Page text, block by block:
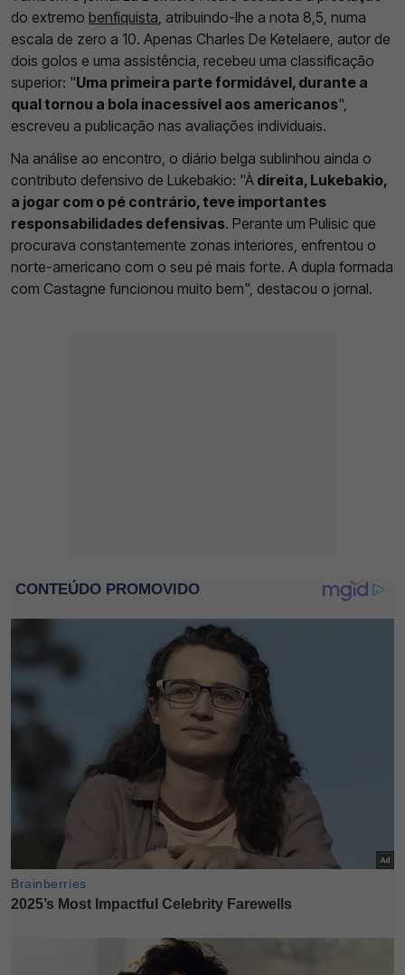
do extremo benfiquista, atribuindo-lhe a nota 8,5, numa
escala de zero a 10. Apenas Charles De Ketelaere, autor de
dois golos e uma assistência, recebeu uma classificação
superior: "Uma primeira parte formidável, durante a
qual tornou a bola inacessível aos americanos",
escreveu a publicação nas avaliações individuais.
Na análise ao encontro, o diário belga sublinhou ainda o
contributo defensivo de Lukebakio: "À direita, Lukebakio,
a jogar com o pé contrário, teve importantes
responsabilidades defensivas. Perante um Pulisic que
procurava constantemente zonas interiores, enfrentou o
norte-americano com o seu pé mais forte. A dupla formada
com Castagne funcionou muito bem", destacou o jornal.